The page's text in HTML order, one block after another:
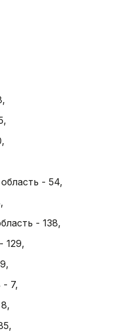
- 54,
- 138,
129,
- 7,